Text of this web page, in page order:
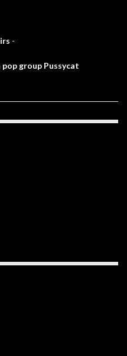
-
group Pussycat